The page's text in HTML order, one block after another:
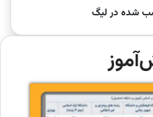
شده در لیگ